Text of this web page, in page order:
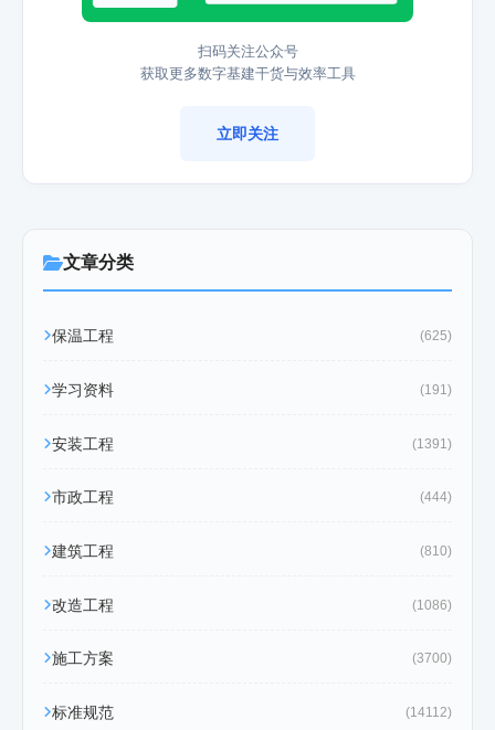
扫码关注公众号
获取更多数字基建干货与效率工具
立即关注
文章分类
保温工程 (625)
学习资料 (191)
安装工程 (1391)
市政工程 (444)
建筑工程 (810)
改造工程 (1086)
施工方案 (3700)
标准规范 (14112)